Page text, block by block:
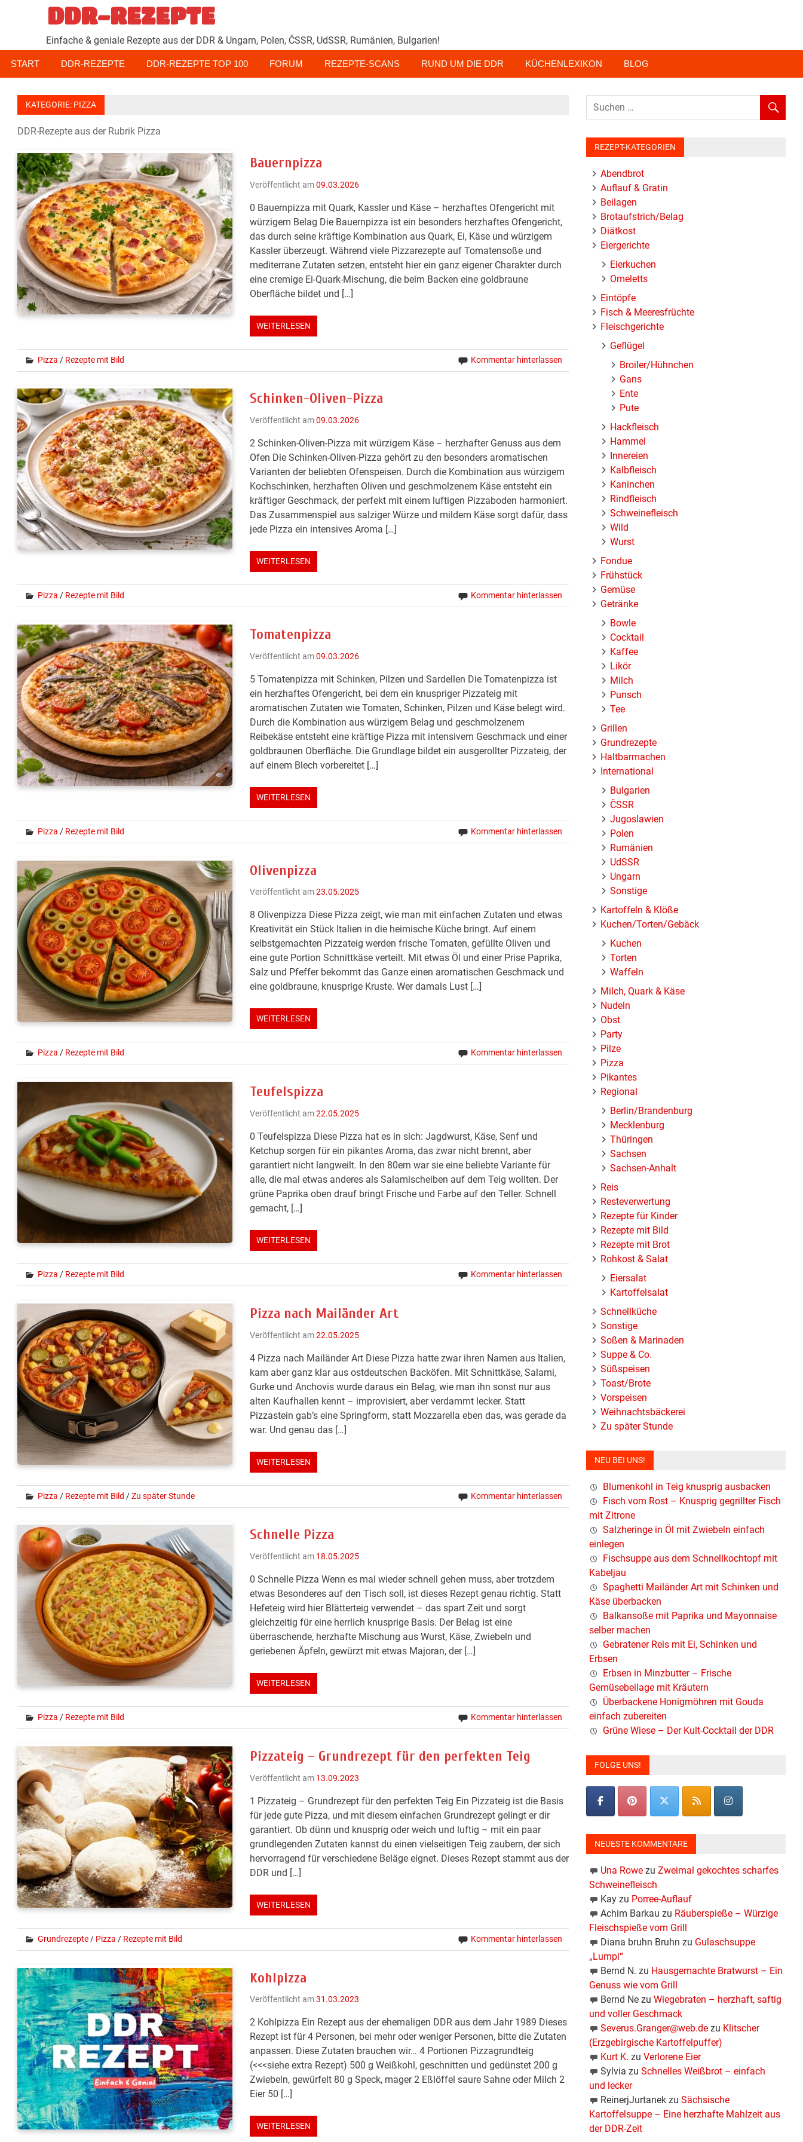
Zum
Inhalt
springen
DDR-REZEPTE
Einfache & geniale Rezepte aus der DDR & Ungarn, Polen, ČSSR, UdSSR, Rumänien, Bulgarien!
START DDR-REZEPTE DDR-REZEPTE TOP 100 FORUM REZEPTE-SCANS RUND UM DIE DDR KÜCHENLEXIKON BLOG
KATEGORIE: PIZZA
DDR-Rezepte aus der Rubrik Pizza
Bauernpizza
Veröffentlicht am09.03.2026
0 Bauernpizza mit Quark, Kassler und Käse – herzhaftes Ofengericht mit
würzigem Belag Die Bauernpizza ist ein besonders herzhaftes Ofengericht,
das durch seine kräftige Kombination aus Quark, Ei, Käse und würzigem
Kassler überzeugt. Während viele Pizzarezepte auf Tomatensoße und
mediterrane Zutaten setzen, entsteht hier ein ganz eigener Charakter durch
eine cremige Ei-Quark-Mischung, die beim Backen eine goldbraune
Oberfläche bildet und […]
WEITERLESEN
Pizza / Rezepte mit Bild Kommentar hinterlassen
Schinken-Oliven-Pizza
Veröffentlicht am09.03.2026
2 Schinken-Oliven-Pizza mit würzigem Käse – herzhafter Genuss aus dem
Ofen Die Schinken-Oliven-Pizza gehört zu den besonders aromatischen
Varianten der beliebten Ofenspeisen. Durch die Kombination aus würzigem
Kochschinken, herzhaften Oliven und geschmolzenem Käse entsteht ein
kräftiger Geschmack, der perfekt mit einem luftigen Pizzaboden harmoniert.
Das Zusammenspiel aus salziger Würze und mildem Käse sorgt dafür, dass
jede Pizza ein intensives Aroma […]
WEITERLESEN
Pizza / Rezepte mit Bild Kommentar hinterlassen
Tomatenpizza
Veröffentlicht am09.03.2026
5 Tomatenpizza mit Schinken, Pilzen und Sardellen Die Tomatenpizza ist
ein herzhaftes Ofengericht, bei dem ein knuspriger Pizzateig mit
aromatischen Zutaten wie Tomaten, Schinken, Pilzen und Käse belegt wird.
Durch die Kombination aus würzigem Belag und geschmolzenem
Reibekäse entsteht eine kräftige Pizza mit intensivem Geschmack und einer
goldbraunen Oberfläche. Die Grundlage bildet ein ausgerollter Pizzateig, der
auf einem Blech vorbereitet […]
WEITERLESEN
Pizza / Rezepte mit Bild Kommentar hinterlassen
Olivenpizza
Veröffentlicht am23.05.2025
8 Olivenpizza Diese Pizza zeigt, wie man mit einfachen Zutaten und etwas
Kreativität ein Stück Italien in die heimische Küche bringt. Auf einem
selbstgemachten Pizzateig werden frische Tomaten, gefüllte Oliven und
eine gute Portion Schnittkäse verteilt. Mit etwas Öl und einer Prise Paprika,
Salz und Pfeffer bekommt das Ganze einen aromatischen Geschmack und
eine goldbraune, knusprige Kruste. Wer damals Lust […]
WEITERLESEN
Pizza / Rezepte mit Bild Kommentar hinterlassen
Teufelspizza
Veröffentlicht am22.05.2025
0 Teufelspizza Diese Pizza hat es in sich: Jagdwurst, Käse, Senf und
Ketchup sorgen für ein pikantes Aroma, das zwar nicht brennt, aber
garantiert nicht langweilt. In den 80ern war sie eine beliebte Variante für
alle, die mal etwas anderes als Salamischeiben auf dem Teig wollten. Der
grüne Paprika oben drauf bringt Frische und Farbe auf den Teller. Schnell
gemacht, […]
WEITERLESEN
Pizza / Rezepte mit Bild Kommentar hinterlassen
Pizza nach Mailänder Art
Veröffentlicht am22.05.2025
4 Pizza nach Mailänder Art Diese Pizza hatte zwar ihren Namen aus Italien,
kam aber ganz klar aus ostdeutschen Backöfen. Mit Schnittkäse, Salami,
Gurke und Anchovis wurde daraus ein Belag, wie man ihn sonst nur aus
alten Kaufhallen kennt – improvisiert, aber verdammt lecker. Statt
Pizzastein gab’s eine Springform, statt Mozzarella eben das, was gerade da
war. Und genau das […]
WEITERLESEN
Pizza / Rezepte mit Bild /Zu später Stunde Kommentar hinterlassen
Schnelle Pizza
Veröffentlicht am 18.05.2025
0 Schnelle Pizza Wenn es mal wieder schnell gehen muss, aber trotzdem
etwas Besonderes auf den Tisch soll, ist dieses Rezept genau richtig. Statt
Hefeteig wird hier Blätterteig verwendet – das spart Zeit und sorgt
gleichzeitig für eine herrlich knusprige Basis. Der Belag ist eine
überraschende, herzhafte Mischung aus Wurst, Käse, Zwiebeln und
geriebenen Äpfeln, gewürzt mit etwas Majoran, der […]
WEITERLESEN
Pizza / Rezepte mit Bild Kommentar hinterlassen
Pizzateig – Grundrezept für den perfekten Teig
Veröffentlicht am 13.09.2023
1 Pizzateig – Grundrezept für den perfekten Teig Ein Pizzateig ist die Basis
für jede gute Pizza, und mit diesem einfachen Grundrezept gelingt er dir
garantiert. Ob dünn und knusprig oder weich und luftig – mit ein paar
grundlegenden Zutaten kannst du einen vielseitigen Teig zaubern, der sich
hervorragend für verschiedene Beläge eignet. Dieses Rezept stammt aus der
DDR und […]
WEITERLESEN
Grundrezepte/ Pizza / Rezepte mit Bild Kommentar hinterlassen
Kohlpizza
Veröffentlicht am31.03.2023
2 Kohlpizza Ein Rezept aus der ehemaligen DDR aus dem Jahr 1989 Dieses
Rezept ist für 4 Personen, bei mehr oder weniger Personen, bitte die Zutaten
anpassen. Diese Zutaten brauchen wir… 4 Portionen Pizzagrundteig
(<<<siehe extra Rezept) 500 g Weißkohl, geschnitten und gedünstet 200 g
Zwiebeln, gewürfelt 80 g Speck, mager 2 Eßlöffel saure Sahne oder Milch 2
Eier 50 […]
WEITERLESEN
REZEPT-KATEGORIEN
Abendbrot
Auflauf & Gratin
Beilagen
Brotaufstrich/Belag
Diätkost
Eiergerichte
Eierkuchen
Omeletts
Eintöpfe
Fisch & Meeresfrüchte
Fleischgerichte
Geflügel
Broiler/Hühnchen
Gans
Ente
Pute
Hackfleisch
Hammel
Innereien
Kalbfleisch
Kaninchen
Rindfleisch
Schweinefleisch
Wild
Wurst
Fondue
Frühstück
Gemüse
Getränke
Bowle
Cocktail
Kaffee
Likör
Milch
Punsch
Tee
Grillen
Grundrezepte
Haltbarmachen
International
Bulgarien
ČSSR
Jugoslawien
Polen
Rumänien
UdSSR
Ungarn
Sonstige
Kartoffeln & Klöße
Kuchen/Torten/Gebäck
Kuchen
Torten
Waffeln
Milch, Quark & Käse
Nudeln
Obst
Party
Pilze
Pizza
Pikantes
Regional
Berlin/Brandenburg
Mecklenburg
Thüringen
Sachsen
Sachsen-Anhalt
Reis
Resteverwertung
Rezepte für Kinder
Rezepte mit Bild
Rezepte mit Brot
Rohkost & Salat
Eiersalat
Kartoffelsalat
Schnellküche
Sonstige
Soßen & Marinaden
Suppe & Co.
Süßspeisen
Toast/Brote
Vorspeisen
Weihnachtsbäckerei
Zu später Stunde
NEU BEI UNS!
Blumenkohl in Teig knusprig ausbacken
Fisch vom Rost – Knusprig gegrillter Fisch
mit Zitrone
Salzheringe in Öl mit Zwiebeln einfach
einlegen
Fischsuppe aus dem Schnellkochtopf mit
Kabeljau
Spaghetti Mailänder Art mit Schinken und
Käse überbacken
Balkansoße mit Paprika und Mayonnaise
selber machen
Gebratener Reis mit Ei, Schinken und
Erbsen
Erbsen in Minzbutter – Frische
Gemüsebeilage mit Kräutern
Überbackene Honigmöhren mit Gouda
einfach zubereiten
Grüne Wiese – Der Kult-Cocktail der DDR
FOLGE UNS!
NEUESTE KOMMENTARE
Una Rowezu Zweimal gekochtes scharfes
Schweinefleisch
Kayzu Porree-Auflauf
Achim Barkau zu Räuberspieße – Würzige
Fleischspieße vom Grill
Diana bruhn Bruhn zu Gulaschsuppe
„Lumpi“
Bernd N. zu Hausgemachte Bratwurst – Ein
Genuss wie vom Grill
Bernd Nezu Wiegebraten – herzhaft, saftig
und voller Geschmack
Severus.Granger@web.dezu Klitscher
(Erzgebirgische Kartoffelpuffer)
Kurt K. zu Verlorene Eier
Sylvia zu Schnelles Weißbrot – einfach
und lecker
ReinerjJurtanekzu Sächsische
Kartoffelsuppe – Eine herzhafte Mahlzeit aus
der DDR-Zeit